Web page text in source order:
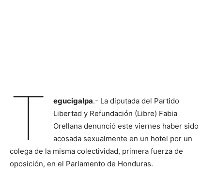
T egucigalpa.- La diputada del Partido
Libertad y Refundación (Libre) Fabia
Orellana denunció este viernes haber sido
acosada sexualmente en un hotel por un
colega de la misma colectividad, primera fuerza de
oposición, en el Parlamento de Honduras.